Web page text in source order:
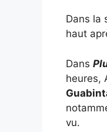
Dans la
haut
Dans
heures,
vu.